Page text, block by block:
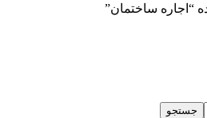
ساختمان”
جستجو